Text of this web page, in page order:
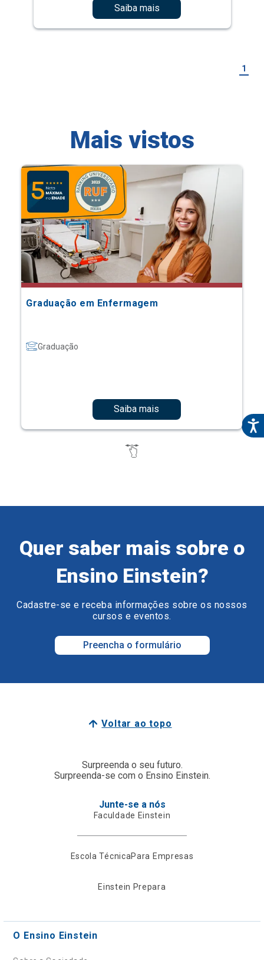
Saiba mais
1
Mais vistos
Graduação em Enfermagem
Graduação
Saiba mais
Quer saber mais sobre o
Ensino Einstein?
Cadastre-se e receba informações sobre os nossos
cursos e eventos.
Preencha o formulário
Voltar ao topo
Surpreenda o seu futuro.
Surpreenda-se com o Ensino Einstein.
Junte-se a nós
Faculdade Einstein
Escola TécnicaPara Empresas
Einstein Prepara
O Ensino Einstein